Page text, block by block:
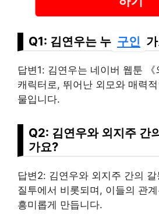
Q1: 김연우는 누 구인
답변1: 김연우는 네이버 웹툰 《
캐릭터로, 뛰어난 외모와 매력
물입니다.
Q2: 김연우와 외지주 간
가요?
답변2: 김연우와 외지주 간의
질투에서 비롯되며, 이들의 관
흥미롭게 만듭니다.